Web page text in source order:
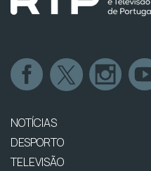
NOTÍCIAS
DESPORTO
TELEVISÃO